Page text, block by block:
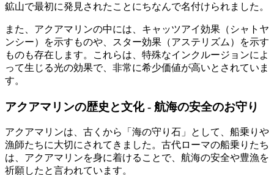
鉱山で最初に発見されたことにちなんで名付けられました。
また、アクアマリンの中には、キャッツアイ効果（シャトヤ
ンシー）を示すものや、スター効果（アステリズム）を示す
ものも存在します。これらは、特殊なインクルージョンによ
って生じる光の効果で、非常に希少価値が高いとされていま
す。
アクアマリンの歴史と文化 - 航海の安全のお守り
アクアマリンは、古くから「海の守り石」として、船乗りや
漁師たちに大切にされてきました。古代ローマの船乗りたち
は、アクアマリンを身に着けることで、航海の安全や豊漁を
祈願したと言われています。